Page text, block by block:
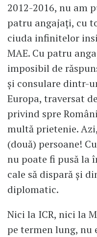
2012-2016, nu am
patru angajați, cu
ciuda infinitelor
MAE. Cu patru
imposibil de
și consulare dintr-
Europa, traversat
privind spre
multă prietenie.
(două) persoane!
nu poate fi pusă la
cale să dispară și
diplomatic.
Nici la ICR, nici la
pe termen lung, nu